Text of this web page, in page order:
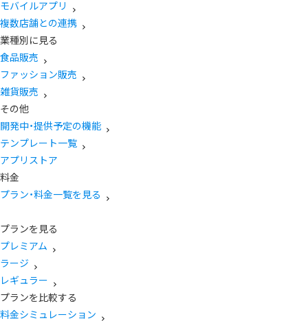
モバイルアプリ
複数店舗との連携
業種別に見る
食品販売
ファッション販売
雑貨販売
その他
開発中・提供予定の機能
テンプレート一覧
アプリストア
料金
プラン・料金一覧を見る
プランを見る
プレミアム
ラージ
レギュラー
プランを比較する
料金シミュレーション